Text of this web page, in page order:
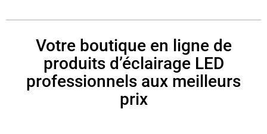
Votre boutique en ligne de
produits d’éclairage LED
professionnels aux meilleurs
prix